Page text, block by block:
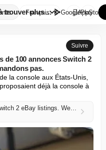
trouver plus ...
Français GooglePlay
AppStore
Suivre
de 100 annonces Switch 2
pas.
la console aux États-Unis,
déjà la console à
You can already find 100+ Switch 2 eBay listings. We dont recommend them.